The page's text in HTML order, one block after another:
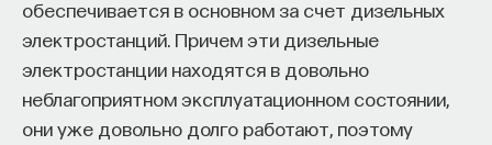
обеспечивается в основном за счет дизельных
электростанций. Причем эти дизельные
электростанции находятся в довольно
неблагоприятном эксплуатационном состоянии,
они уже довольно долго работают, поэтому
им. И. М. Сеченова, заведующий отделением
медицины сна университетской клинической
больницы № 3.
о мире примерно с 1820 года. Почему
таблицу данные по населению
и по валовому продукту? Когда это сделал